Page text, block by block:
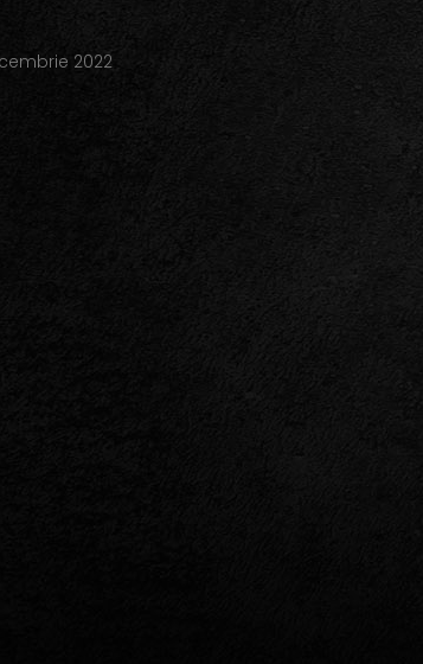
2022